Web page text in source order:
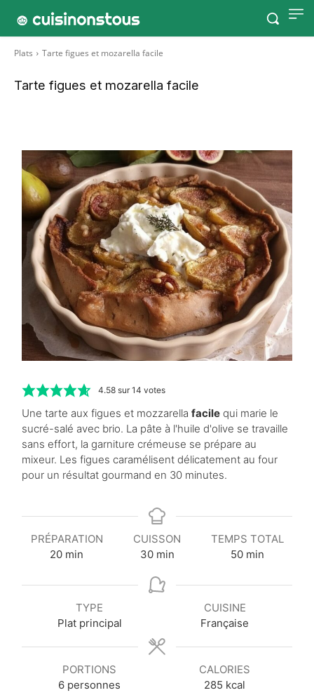
Plats Tarte figues et mozarella facile
Tarte figues et mozarella facile
4.58sur14 votes
Une tarte aux figues et mozzarella facile qui marie le
sucré-salé avec brio. La pâte à l'huile d'olive se travaille
sans effort, la garniture crémeuse se prépare au
mixeur. Les figues caramélisent délicatement au four
pour un résultat gourmand en 30 minutes.
PRÉPARATION
20m
n
e
s
min
CUISSON
30m
n
s
min
TEMPS TOTAL
50m
n
t
e
s
min
TYPE
Plat principal
CUISINE
Française
PORTIONS
6 personnes
CALORIES
285 kcal